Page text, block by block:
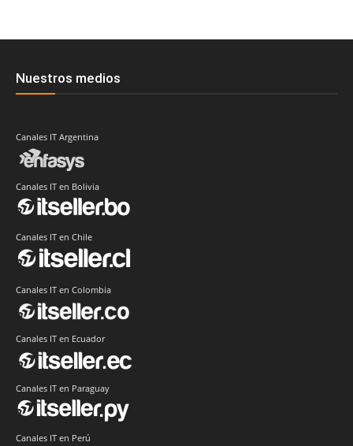
Nuestros medios
Canales IT Argentina
Canales IT en Bolivia
Canales IT en Chile
Canales IT en Colombia
Canales IT en Ecuador
Canales IT en Paraguay
Canales IT en Perú